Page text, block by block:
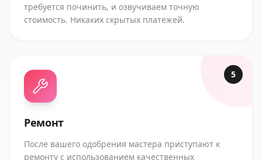
требуется починить, и озвучиваем точную
стоимость. Никаких скрытых платежей.
5
Ремонт
После вашего одобрения мастера приступают к
ремонту с использованием качественных